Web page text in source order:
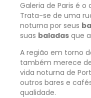
Galeria de Paris é
Trata-se de uma
noturna por seus
suas baladas que
A região em torno
também merece
vida noturna de
outros bares e
qualidade.